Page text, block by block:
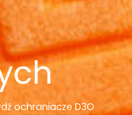
ochraniacze D3O